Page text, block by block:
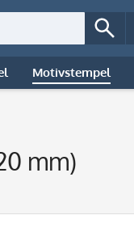
Motivstempel
mm)